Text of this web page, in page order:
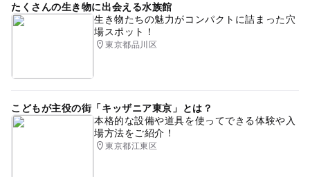
たくさんの生き物に出会える水族館
生き物たちの魅力がコンパクトに詰まった穴
場スポット！
東京都品川区
こどもが主役の街「キッザニア東京」とは？
本格的な設備や道具を使ってできる体験や入
場方法をご紹介！
東京都江東区